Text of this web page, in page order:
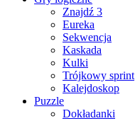
Znajdź 3
Eureka
Sekwencja
Kaskada
Kulki
Trójkowy sprint
Kalejdoskop
Puzzle
Dokładanki